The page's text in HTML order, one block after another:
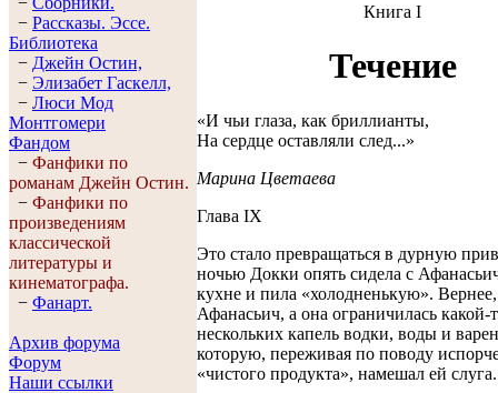
− Рассказы. Эссe.
Библиотека
− Джейн Остин,
− Элизабет Гaскелл,
− Люси Мод
Монтгомери
Фандом
− Фанфики по
романам Джейн Остин.
− Фанфики по
произведениям
классической
литературы и
кинематографа.
− Фанарт.
Архив форума
Форум
Наши ссылки
Книга I
Течение
«И чьи глаза, как бриллианты,
На сердце оставляли след...»
Марина Цветаева
Глава IX
Это стало превращаться в дурную
ночью Докки опять сидела с
кухне и пила «холодненькую».
Афанасьич, а она ограничилась какой-
нескольких капель водки, воды и
которую, переживая по поводу
«чистого продукта», намешал ей слуга.